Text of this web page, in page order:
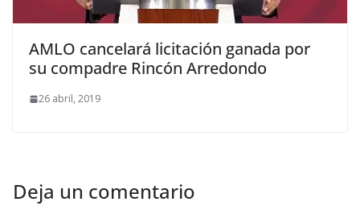
AMLO cancelará licitación ganada por
su compadre Rincón Arredondo
26 abril, 2019
Deja un comentario